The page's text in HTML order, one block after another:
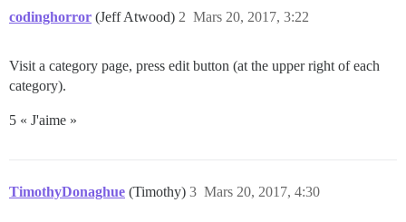
codinghorror (Jeff Atwood) Mars 20, 2017, 3:22
2
Visit a category page, press edit button (at the upper right of each
category).
5 « J'aime »
TimothyDonaghue (Timothy) Mars 20, 2017, 4:30
3